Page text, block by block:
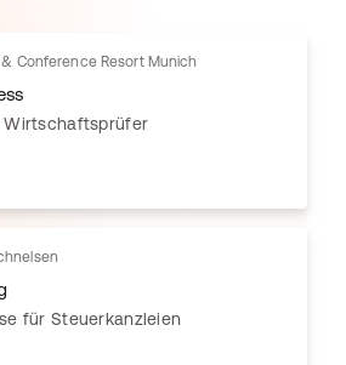
& Conference Resort Munich
Wirtschaftsprüfer
für Steuerkanzleien